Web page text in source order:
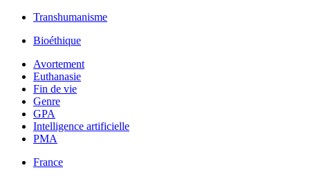
Transhumanisme
Bioéthique
Avortement
Euthanasie
Fin de vie
Genre
GPA
Intelligence artificielle
PMA
France